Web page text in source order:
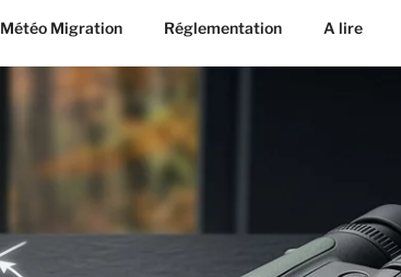
Météo Migration Réglementation A lire